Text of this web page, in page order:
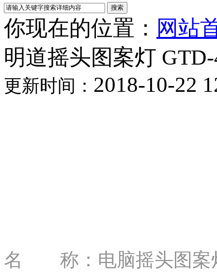
你现在的位置： 网站
明道摇头图案灯
更新时间： 2018-10-22
名 称：电脑摇头图案